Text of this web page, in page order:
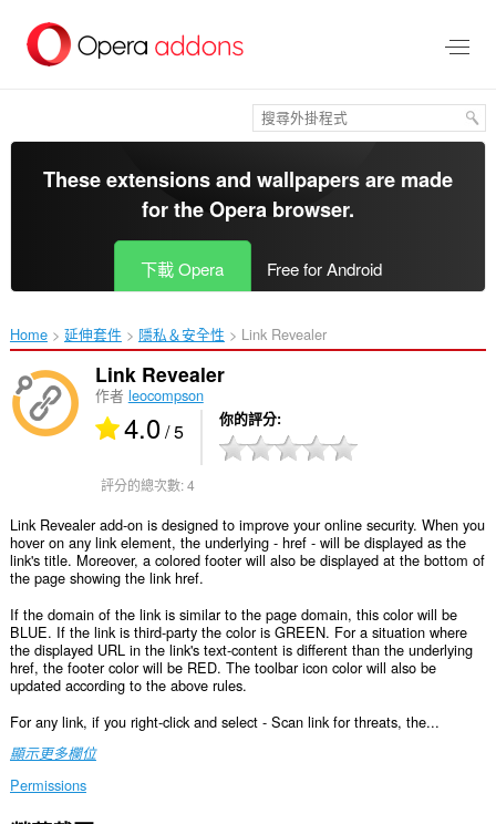
區
These extensions and wallpapers are made
for theOpera browser.
下載 Opera Free for Android
Home 延伸套件 隱私＆安全性 Link Revealer‎
Link Revealer
作者 leocompson
4.0/ 5 你的評分
評分的總次數:4
Link Revealer add-on is designed to improve your online security. When you
hover on any link element, the underlying - href - will be displayed as the
link's title. Moreover, a colored footer will also be displayed at the bottom of
the page showing the link href.
If the domain of the link is similar to the page domain, this color will be
BLUE. If the link is third-party the color is GREEN. For a situation where
the displayed URL in the link's text-content is different than the underlying
href, the footer color will be RED. The toolbar icon color will also be
updated according to the above rules.
For any link, if you right-click and select - Scan link for threats, the...
顯示更多欄位
Permissions